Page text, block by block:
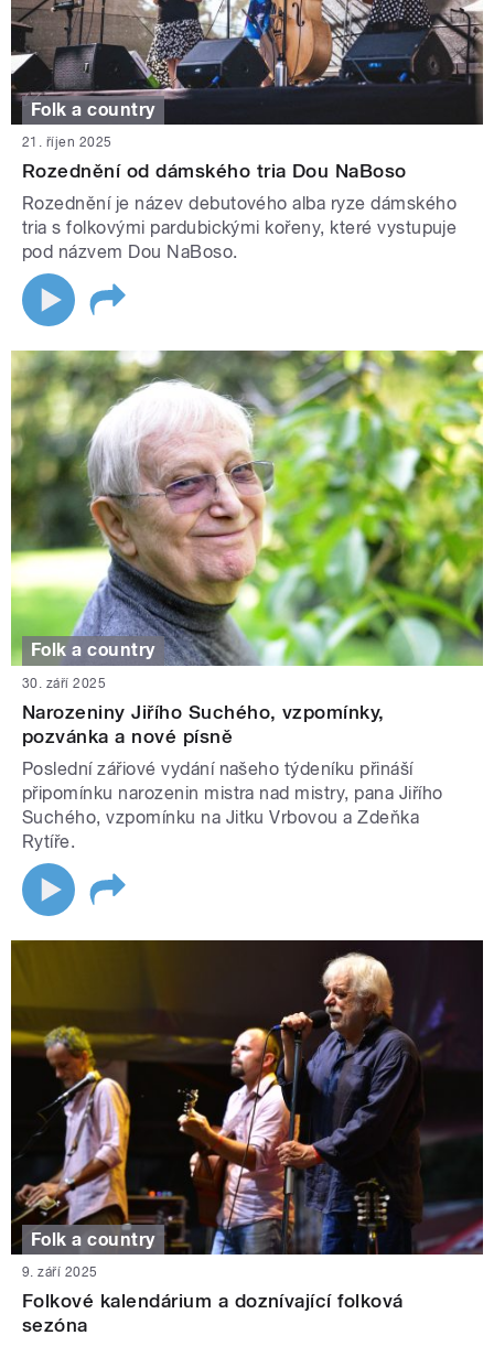
Folk a country
21. říjen 2025
Rozednění od dámského tria Dou NaBoso
Rozednění je název debutového alba ryze dámského
tria s folkovými pardubickými kořeny, které vystupuje
pod názvem Dou NaBoso.
Folk a country
30. září 2025
Narozeniny Jiřího Suchého, vzpomínky,
pozvánka a nové písně
Poslední zářiové vydání našeho týdeníku přináší
připomínku narozenin mistra nad mistry, pana Jiřího
Suchého, vzpomínku na Jitku Vrbovou a Zdeňka
Rytíře.
Folk a country
9. září 2025
Folkové kalendárium a doznívající folková
sezóna